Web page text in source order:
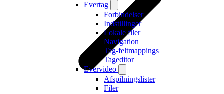
Evertag
Forbindelser
Indstillinger
Lokale filer
Navigation
Tag-feltmappings
Tageditor
Evervideo
Afspilningslister
Filer